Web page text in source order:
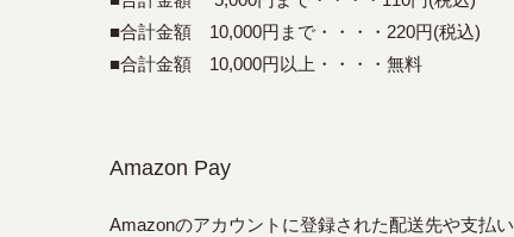
■合計金額 10,000円まで・・・・220円(税込)
■合計金額 10,000円以上・・・・無料
Amazon Pay
Amazonのアカウントに登録された配送先や支払い